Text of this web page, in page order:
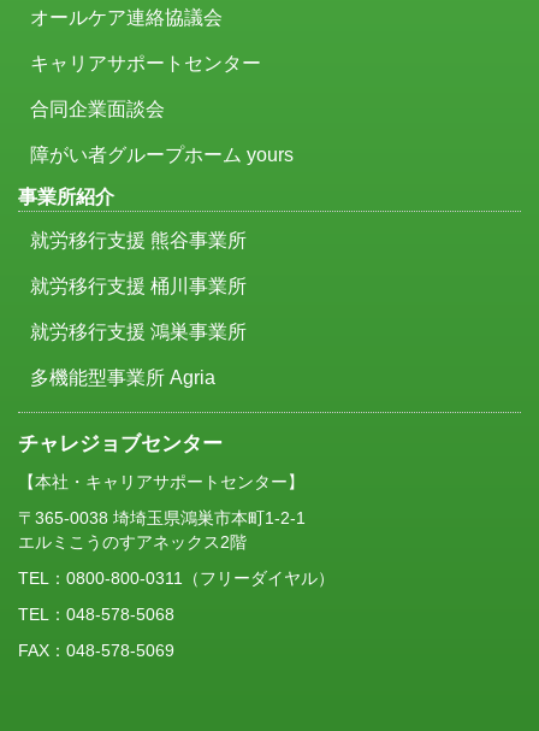
オールケア連絡協議会
キャリアサポートセンター
合同企業面談会
障がい者グループホーム yours
事業所紹介
就労移行支援 熊谷事業所
就労移行支援 桶川事業所
就労移行支援 鴻巣事業所
多機能型事業所 Agria
チャレジョブセンター
【本社・キャリアサポートセンター】
〒365-0038 埼埼玉県鴻巣市本町1-2-1
エルミこうのすアネックス2階
TEL： 0800-800-0311
（フリーダイヤル）
TEL：048-578-5068
FAX：048-578-5069